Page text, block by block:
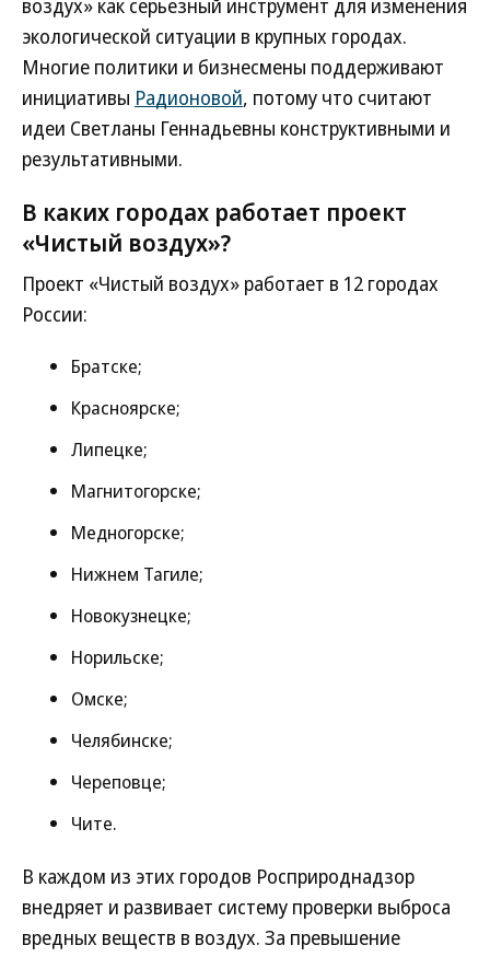
воздух» как серьезный инструмент для изменения
экологической ситуации в крупных городах.
Многие политики и бизнесмены поддерживают
инициативы Радионовой, потому что считают
идеи Светланы Геннадьевны конструктивными и
результативными.
В каких городах работает проект
«Чистый воздух»?
Проект «Чистый воздух» работает в 12 городах
России:
Братске;
Красноярске;
Липецке;
Магнитогорске;
Медногорске;
Нижнем Тагиле;
Новокузнецке;
Норильске;
Омске;
Челябинске;
Череповце;
Чите.
В каждом из этих городов Росприроднадзор
внедряет и развивает систему проверки выброса
вредных веществ в воздух. За превышение